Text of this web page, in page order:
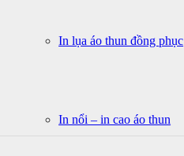
In lụa áo thun đồng phục
In nổi – in cao áo thun